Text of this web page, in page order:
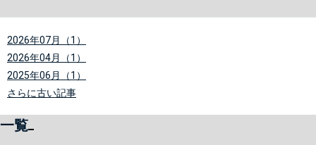
2026年07月（1）
2026年04月（1）
2025年06月（1）
さらに古い記事
一覧